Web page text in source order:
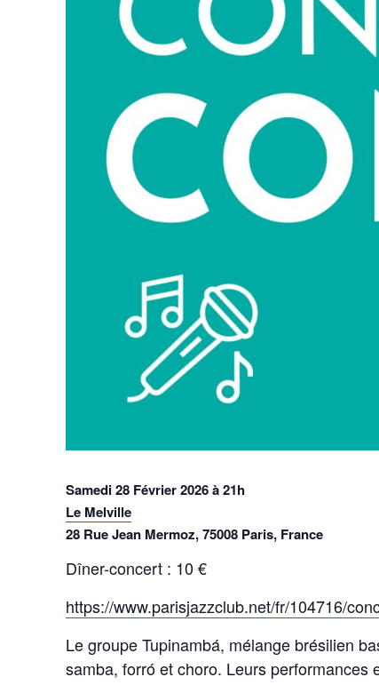
Samedi 28 Février 2026 à 21h
Le Melville
28 Rue Jean Mermoz, 75008 Paris, France
Dîner-concert : 10 €
https://www.parisjazzclub.net/fr/104716/
Le groupe Tupinambá, mélange brésilien
samba, forró et choro. Leurs